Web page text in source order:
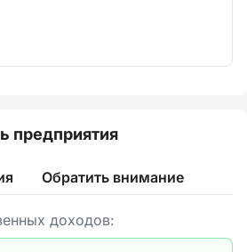
предприятия
Обратить внимание
доходов: